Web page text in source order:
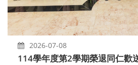
2026-07-08
114學年度第2學期榮退同仁歡